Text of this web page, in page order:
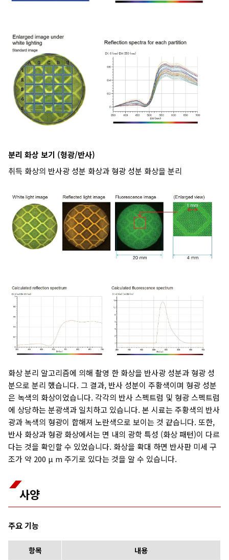
분리 화상 보기 (형광/반사)
취득 화상의 반사광 성분 화상과 형광 성분 화상을 분리
화상 분리 알고리즘에 의해 촬영 한 화상을 반사광 성분과 형광 성
분으로 분리 했습니다. 그 결과, 반사 성분이 주황색이며 형광 성분
은 녹색의 화상이었습니다. 각각의 반사 스펙트럼 및 형광 스펙트럼
에 상당하는 분광색과 일치하고 있습니다. 본 시료는 주황색의 반사
광과 녹색의 형광이 합해져 노란색으로 보이는 것 같습니다. 또한,
반사 화상과 형광 화상에서는 면 내의 광학 특성 (화상 패턴)이 다르
다는 것을 확인할 수 있었습니다. 화상을 확대 하면 반사판 미세 구
조가 약 200 μ m 주기로 있다는 것을 알 수 있습니다.
사양
주요 기능
항목
내용